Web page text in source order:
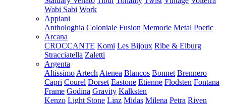
Wabi Sabi Work
Appiani
Anthologhia Coloniale Fusion Memorie Metal Poetic
Arcana
CROCCANTE Komi Les Bijoux Ribe & Elburg
Stracciatella Zaletti
Argenta
Altissimo Artech Atenea Blancos Bonnet Brennero
Capri Courel Dorset Eastone Etienne Flodsten Fontana
Frame Godina Gravity Kalksten
Kenzo Light Stone Linz Midas Milena Petra Riven